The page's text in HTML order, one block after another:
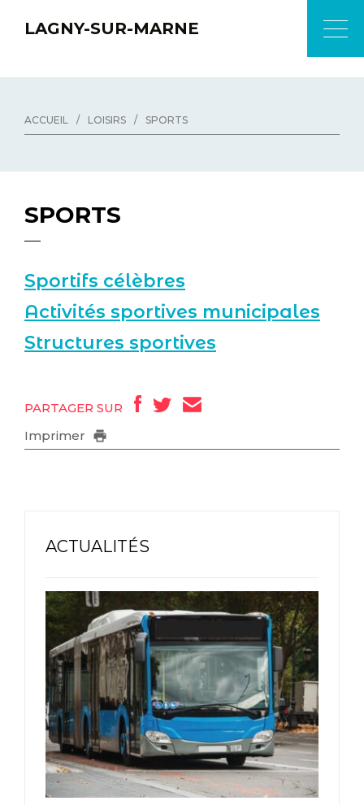
LAGNY-SUR-MARNE
ACCUEIL / LOISIRS / SPORTS
SPORTS
Sportifs célèbres
Activités sportives municipales
Structures sportives
PARTAGER SUR
Imprimer
ACTUALITÉS